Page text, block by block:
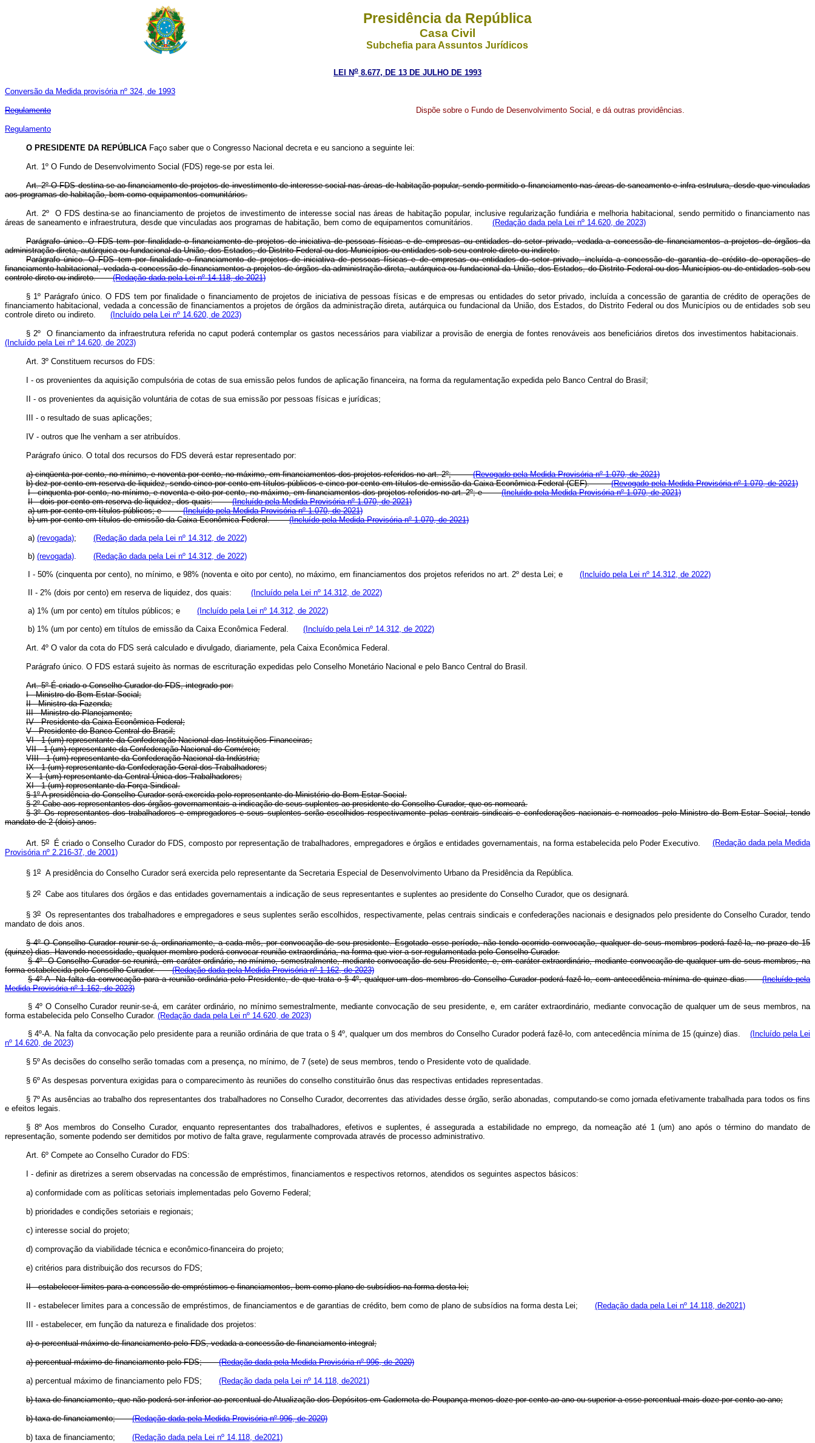
Presidência da República
Casa Civil
Subchefia para Assuntos Jurídicos
LEI No 8.677, DE 13 DE JULHO DE 1993
Conversão da Medida provisória nº 324, de 1993
Regulamento
Regulamento
Dispõe sobre o Fundo de Desenvolvimento Social, e dá outras providências.
O PRESIDENTE DA REPÚBLICA Faço saber que o Congresso Nacional decreta e eu sanciono a seguinte lei:
Art. 1º O Fundo de Desenvolvimento Social (FDS) rege-se por esta lei.
Art. 2º O FDS destina-se ao financiamento de projetos de investimento de interesse social nas áreas de habitação popular, sendo permitido o financiamento nas áreas de saneamento e infra-estrutura, desde que vinculadas
aos programas de habitação, bem como equipamentos comunitários.
Art. 2º O FDS destina-se ao financiamento de projetos de investimento de interesse social nas áreas de habitação popular, inclusive regularização fundiária e melhoria habitacional, sendo permitido o financiamento nas
áreas de saneamento e infraestrutura, desde que vinculadas aos programas de habitação, bem como de equipamentos comunitários. (Redação dada pela Lei nº 14.620, de 2023)
Parágrafo único. O FDS tem por finalidade o financiamento de projetos de iniciativa de pessoas físicas e de empresas ou entidades do setor privado, vedada a concessão de financiamentos a projetos de órgãos da
administração direta, autárquica ou fundacional da União, dos Estados, do Distrito Federal ou dos Municípios ou entidades sob seu controle direto ou indireto.
Parágrafo único. O FDS tem por finalidade o financiamento de projetos de iniciativa de pessoas físicas e de empresas ou entidades do setor privado, incluída a concessão de garantia de crédito de operações de
financiamento habitacional, vedada a concessão de financiamentos a projetos de órgãos da administração direta, autárquica ou fundacional da União, dos Estados, do Distrito Federal ou dos Municípios ou de entidades sob seu
controle direto ou indireto.(Redação dada pela Lei nº 14.118, de 2021)
§ 1º Parágrafo único. O FDS tem por finalidade o financiamento de projetos de iniciativa de pessoas físicas e de empresas ou entidades do setor privado, incluída a concessão de garantia de crédito de operações de
financiamento habitacional, vedada a concessão de financiamentos a projetos de órgãos da administração direta, autárquica ou fundacional da União, dos Estados, do Distrito Federal ou dos Municípios ou de entidades sob seu
controle direto ou indireto. (Incluído pela Lei nº 14.620, de 2023)
§ 2º O financiamento da infraestrutura referida nocaput poderá contemplar os gastos necessários para viabilizar a provisão de energia de fontes renováveis aos beneficiários diretos dos investimentos habitacionais.
(Incluído pela Lei nº 14.620, de 2023)
Art. 3º Constituem recursos do FDS:
I - os provenientes da aquisição compulsória de cotas de sua emissão pelos fundos de aplicação financeira, na forma da regulamentação expedida pelo Banco Central do Brasil;
II - os provenientes da aquisição voluntária de cotas de sua emissão por pessoas físicas e jurídicas;
III - o resultado de suas aplicações;
IV - outros que lhe venham a ser atribuídos.
Parágrafo único. O total dos recursos do FDS deverá estar representado por:
a) cinqüenta por cento, no mínimo, e noventa por cento, no máximo, em financiamentos dos projetos referidos no art. 2º;
(Revogado pela Medida Provisória nº 1.070, de 2021)
b) dez por cento em reserva de liquidez, sendo cinco por cento em títulos públicos e cinco por cento em títulos de emissão da Caixa Econômica Federal (CEF).
(Revogado pela Medida Provisória nº 1.070, de 2021)
I - cinquenta por cento, no mínimo, e noventa e oito por cento, no máximo, em financiamentos dos projetos referidos no art. 2º; e(Incluído pela Medida Provisória nº 1.070, de 2021)
II - dois por cento em reserva de liquidez, dos quais:
(Incluído pela Medida Provisória nº 1.070, de 2021)
a) um por cento em títulos públicos; e
(Incluído pela Medida Provisória nº 1.070, de 2021)
b) um por cento em títulos de emissão da Caixa Econômica Federal.
(Incluído pela Medida Provisória nº 1.070, de 2021)
a) (revogada); (Redação dada pela Lei nº 14.312, de 2022)
b) (revogada). (Redação dada pela Lei nº 14.312, de 2022)
I - 50% (cinquenta por cento), no mínimo, e 98% (noventa e oito por cento), no máximo, em financiamentos dos projetos referidos no art. 2º desta Lei; e (Incluído pela Lei nº 14.312, de 2022)
II - 2% (dois por cento) em reserva de liquidez, dos quais: (Incluído pela Lei nº 14.312, de 2022)
a) 1% (um por cento) em títulos públicos; e (Incluído pela Lei nº 14.312, de 2022)
b) 1% (um por cento) em títulos de emissão da Caixa Econômica Federal. (Incluído pela Lei nº 14.312, de 2022)
Art. 4º O valor da cota do FDS será calculado e divulgado, diariamente, pela Caixa Econômica Federal.
Parágrafo único. O FDS estará sujeito às normas de escrituração expedidas pelo Conselho Monetário Nacional e pelo Banco Central do Brasil.
Art. 5º É criado o Conselho Curador do FDS, integrado por:
I - Ministro do Bem-Estar Social;
II - Ministro da Fazenda;
III - Ministro do Planejamento;
IV - Presidente da Caixa Econômica Federal;
V - Presidente do Banco Central do Brasil;
VI - 1 (um) representante da Confederação Nacional das Instituições Financeiras;
VII - 1 (um) representante da Confederação Nacional do Comércio;
VIII - 1 (um) representante da Confederação Nacional da Indústria;
IX - 1 (um) representante da Confederação Geral dos Trabalhadores;
X - 1 (um) representante da Central Única dos Trabalhadores;
XI - 1 (um) representante da Força Sindical.
§ 1º A presidência do Conselho Curador será exercida pelo representante do Ministério do Bem-Estar Social.
§ 2º Cabe aos representantes dos órgãos governamentais a indicação de seus suplentes ao presidente do Conselho Curador, que os nomeará.
§ 3º Os representantes dos trabalhadores e empregadores e seus suplentes serão escolhidos respectivamente pelas centrais sindicais e confederações nacionais e nomeados pelo Ministro do Bem-Estar Social, tendo
mandato de 2 (dois) anos.
Art. 5o É criado o Conselho Curador do FDS, composto por representação de trabalhadores, empregadores e órgãos e entidades governamentais, na forma estabelecida pelo Poder Executivo. (Redação dada pela Medida
Provisória nº 2.216-37, de 2001)
§ 1o A presidência do Conselho Curador será exercida pelo representante da Secretaria Especial de Desenvolvimento Urbano da Presidência da República.
§ 2o Cabe aos titulares dos órgãos e das entidades governamentais a indicação de seus representantes e suplentes ao presidente do Conselho Curador, que os designará.
§ 3o
Os representantes dos trabalhadores e empregadores e seus suplentes serão escolhidos, respectivamente, pelas centrais sindicais e confederações nacionais e designados pelo presidente do Conselho Curador, tendo
mandato de dois anos.
§ 4º O Conselho Curador reunir-se-á, ordinariamente, a cada mês, por convocação de seu presidente. Esgotado esse período, não tendo ocorrido convocação, qualquer de seus membros poderá fazê-la, no prazo de 15
(quinze) dias. Havendo necessidade, qualquer membro poderá convocar reunião extraordinária, na forma que vier a ser regulamentada pelo Conselho Curador.
§ 4º O Conselho Curador se reunirá, em caráter ordinário, no mínimo, semestralmente, mediante convocação de seu Presidente, e, em caráter extraordinário, mediante convocação de qualquer um de seus membros, na
forma estabelecida pelo Conselho Curador.(Redação dada pela Medida Provisória nº 1.162, de 2023)
§ 4º-A Na falta da convocação para a reunião ordinária pelo Presidente, de que trata o § 4º, qualquer um dos membros do Conselho Curador poderá fazê-lo, com antecedência mínima de quinze dias.(Incluído pela
Medida Provisória nº 1.162, de 2023)
§ 4º O Conselho Curador reunir-se-á, em caráter ordinário, no mínimo semestralmente, mediante convocação de seu presidente, e, em caráter extraordinário, mediante convocação de qualquer um de seus membros, na
forma estabelecida pelo Conselho Curador. (Redação dada pela Lei nº 14.620, de 2023)
§ 4º-A. Na falta da convocação pelo presidente para a reunião ordinária de que trata o § 4º, qualquer um dos membros do Conselho Curador poderá fazê-lo, com antecedência mínima de 15 (quinze) dias. (Incluído pela Lei
nº 14.620, de 2023)
§ 5º As decisões do conselho serão tomadas com a presença, no mínimo, de 7 (sete) de seus membros, tendo o Presidente voto de qualidade.
§ 6º As despesas porventura exigidas para o comparecimento às reuniões do conselho constituirão ônus das respectivas entidades representadas.
§ 7º As ausências ao trabalho dos representantes dos trabalhadores no Conselho Curador, decorrentes das atividades desse órgão, serão abonadas, computando-se como jornada efetivamente trabalhada para todos os fins
e efeitos legais.
§ 8º Aos membros do Conselho Curador, enquanto representantes dos trabalhadores, efetivos e suplentes, é assegurada a estabilidade no emprego, da nomeação até 1 (um) ano após o término do mandato de
representação, somente podendo ser demitidos por motivo de falta grave, regularmente comprovada através de processo administrativo.
Art. 6º Compete ao Conselho Curador do FDS:
I - definir as diretrizes a serem observadas na concessão de empréstimos, financiamentos e respectivos retornos, atendidos os seguintes aspectos básicos:
a) conformidade com as políticas setoriais implementadas pelo Governo Federal;
b) prioridades e condições setoriais e regionais;
c) interesse social do projeto;
d) comprovação da viabilidade técnica e econômico-financeira do projeto;
e) critérios para distribuição dos recursos do FDS;
II - estabelecer limites para a concessão de empréstimos e financiamentos, bem como plano de subsídios na forma desta lei;
II - estabelecer limites para a concessão de empréstimos, de financiamentos e de garantias de crédito, bem como de plano de subsídios na forma desta Lei; (Redação dada pela Lei nº 14.118, de2021)
III - estabelecer, em função da natureza e finalidade dos projetos:
a) o percentual máximo de financiamento pelo FDS, vedada a concessão de financiamento integral;
a) percentual máximo de financiamento pelo FDS;(Redação dada pela Medida Provisória nº 996, de 2020)
a) percentual máximo de financiamento pelo FDS; (Redação dada pela Lei nº 14.118, de2021)
b) taxa de financiamento, que não poderá ser inferior ao percentual de Atualização dos Depósitos em Caderneta de Poupança menos doze por cento ao ano ou superior a esse percentual mais doze por cento ao ano;
b) taxa de financiamento; (Redação dada pela Medida Provisória nº 996, de 2020)
b) taxa de financiamento; (Redação dada pela Lei nº 14.118, de2021)